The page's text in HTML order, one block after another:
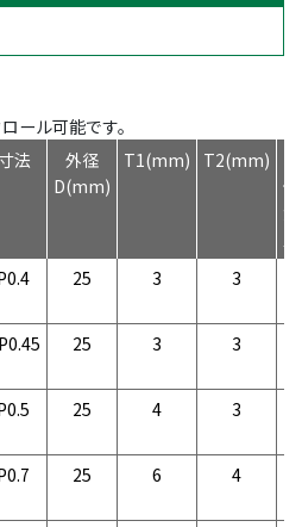
ール可能です。
法
外径
D(mm)
T1(mm) T2(mm)
体
質
25 3 3
25 3 3
25 4 3
25 6 4